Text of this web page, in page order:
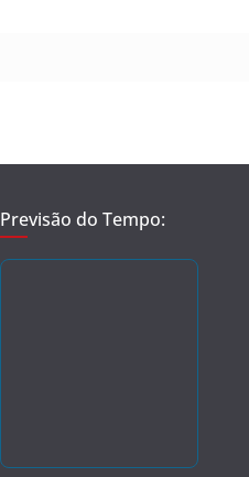
Previsão do Tempo: